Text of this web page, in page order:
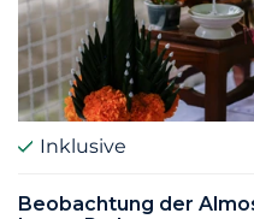
Inklusive
Beobachtung der